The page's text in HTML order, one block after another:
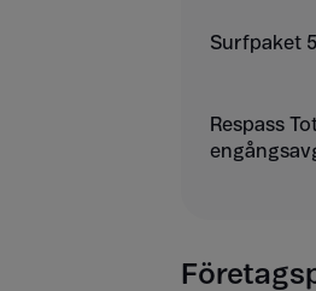
Surfpaket
Respass